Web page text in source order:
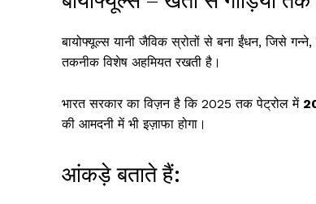
बायोफ्यूल्स यानी जैविक स्रोतों से बना ईंधन, जिसे
तकनीक विशेष अहमियत रखती है।
भारत सरकार का विज़न है कि 2025 तक पेट्रोल में
की आमदनी में भी इज़ाफा होगा।
आंकड़े बताते हैं: